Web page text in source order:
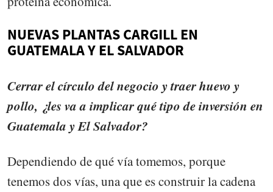
NUEVAS PLANTAS CARGILL EN
GUATEMALA Y EL SALVADOR
Cerrar el círculo del negocio y traer huevo y
pollo, ¿les va a implicar qué tipo de inversión en
Guatemala y El Salvador?
Dependiendo de qué vía tomemos, porque
tenemos dos vías, una que es construir la cadena